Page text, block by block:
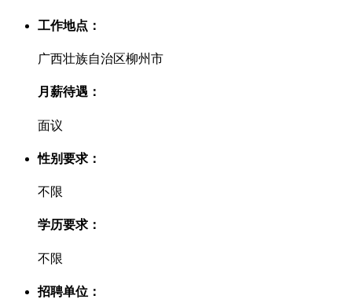
工作地点：
广西壮族自治区柳州市
月薪待遇：
面议
性别要求：
不限
学历要求：
不限
招聘单位：